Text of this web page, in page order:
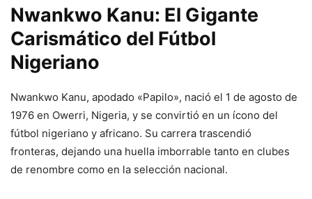
Nwankwo Kanu: El Gigante
Carismático del Fútbol
Nigeriano
Nwankwo Kanu, apodado «Papilo», nació el 1 de agosto de
1976 en Owerri, Nigeria, y se convirtió en un ícono del
fútbol nigeriano y africano. Su carrera trascendió
fronteras, dejando una huella imborrable tanto en clubes
de renombre como en la selección nacional.